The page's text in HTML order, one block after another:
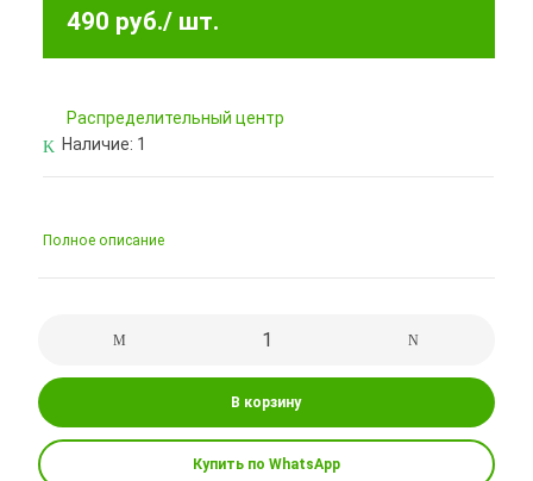
490 руб./ шт.
Pаспределительный центр
Наличие: 1
Полное описание
В корзину
Купить по WhatsApp